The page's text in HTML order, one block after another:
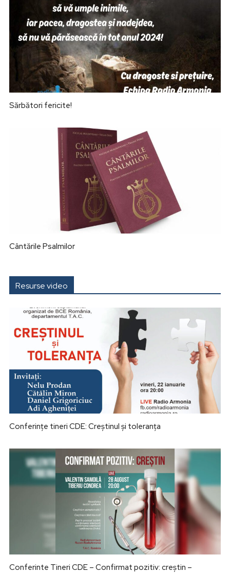
Sărbători fericite!
Cântările Psalmilor
Resurse video
Conferințe tineri CDE: Creștinul și toleranța
Conferinte Tineri CDE – Confirmat pozitiv: creștin –